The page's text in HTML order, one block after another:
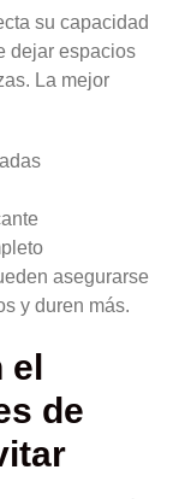
su capacidad
dejar espacios
La mejor
asegurarse
y duren más.
el
de